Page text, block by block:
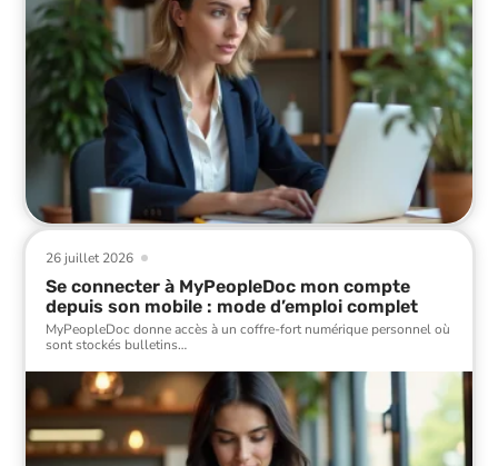
26 juillet 2026
Se connecter à MyPeopleDoc mon compte
depuis son mobile : mode d’emploi complet
MyPeopleDoc donne accès à un coffre-fort numérique personnel où
sont stockés bulletins…